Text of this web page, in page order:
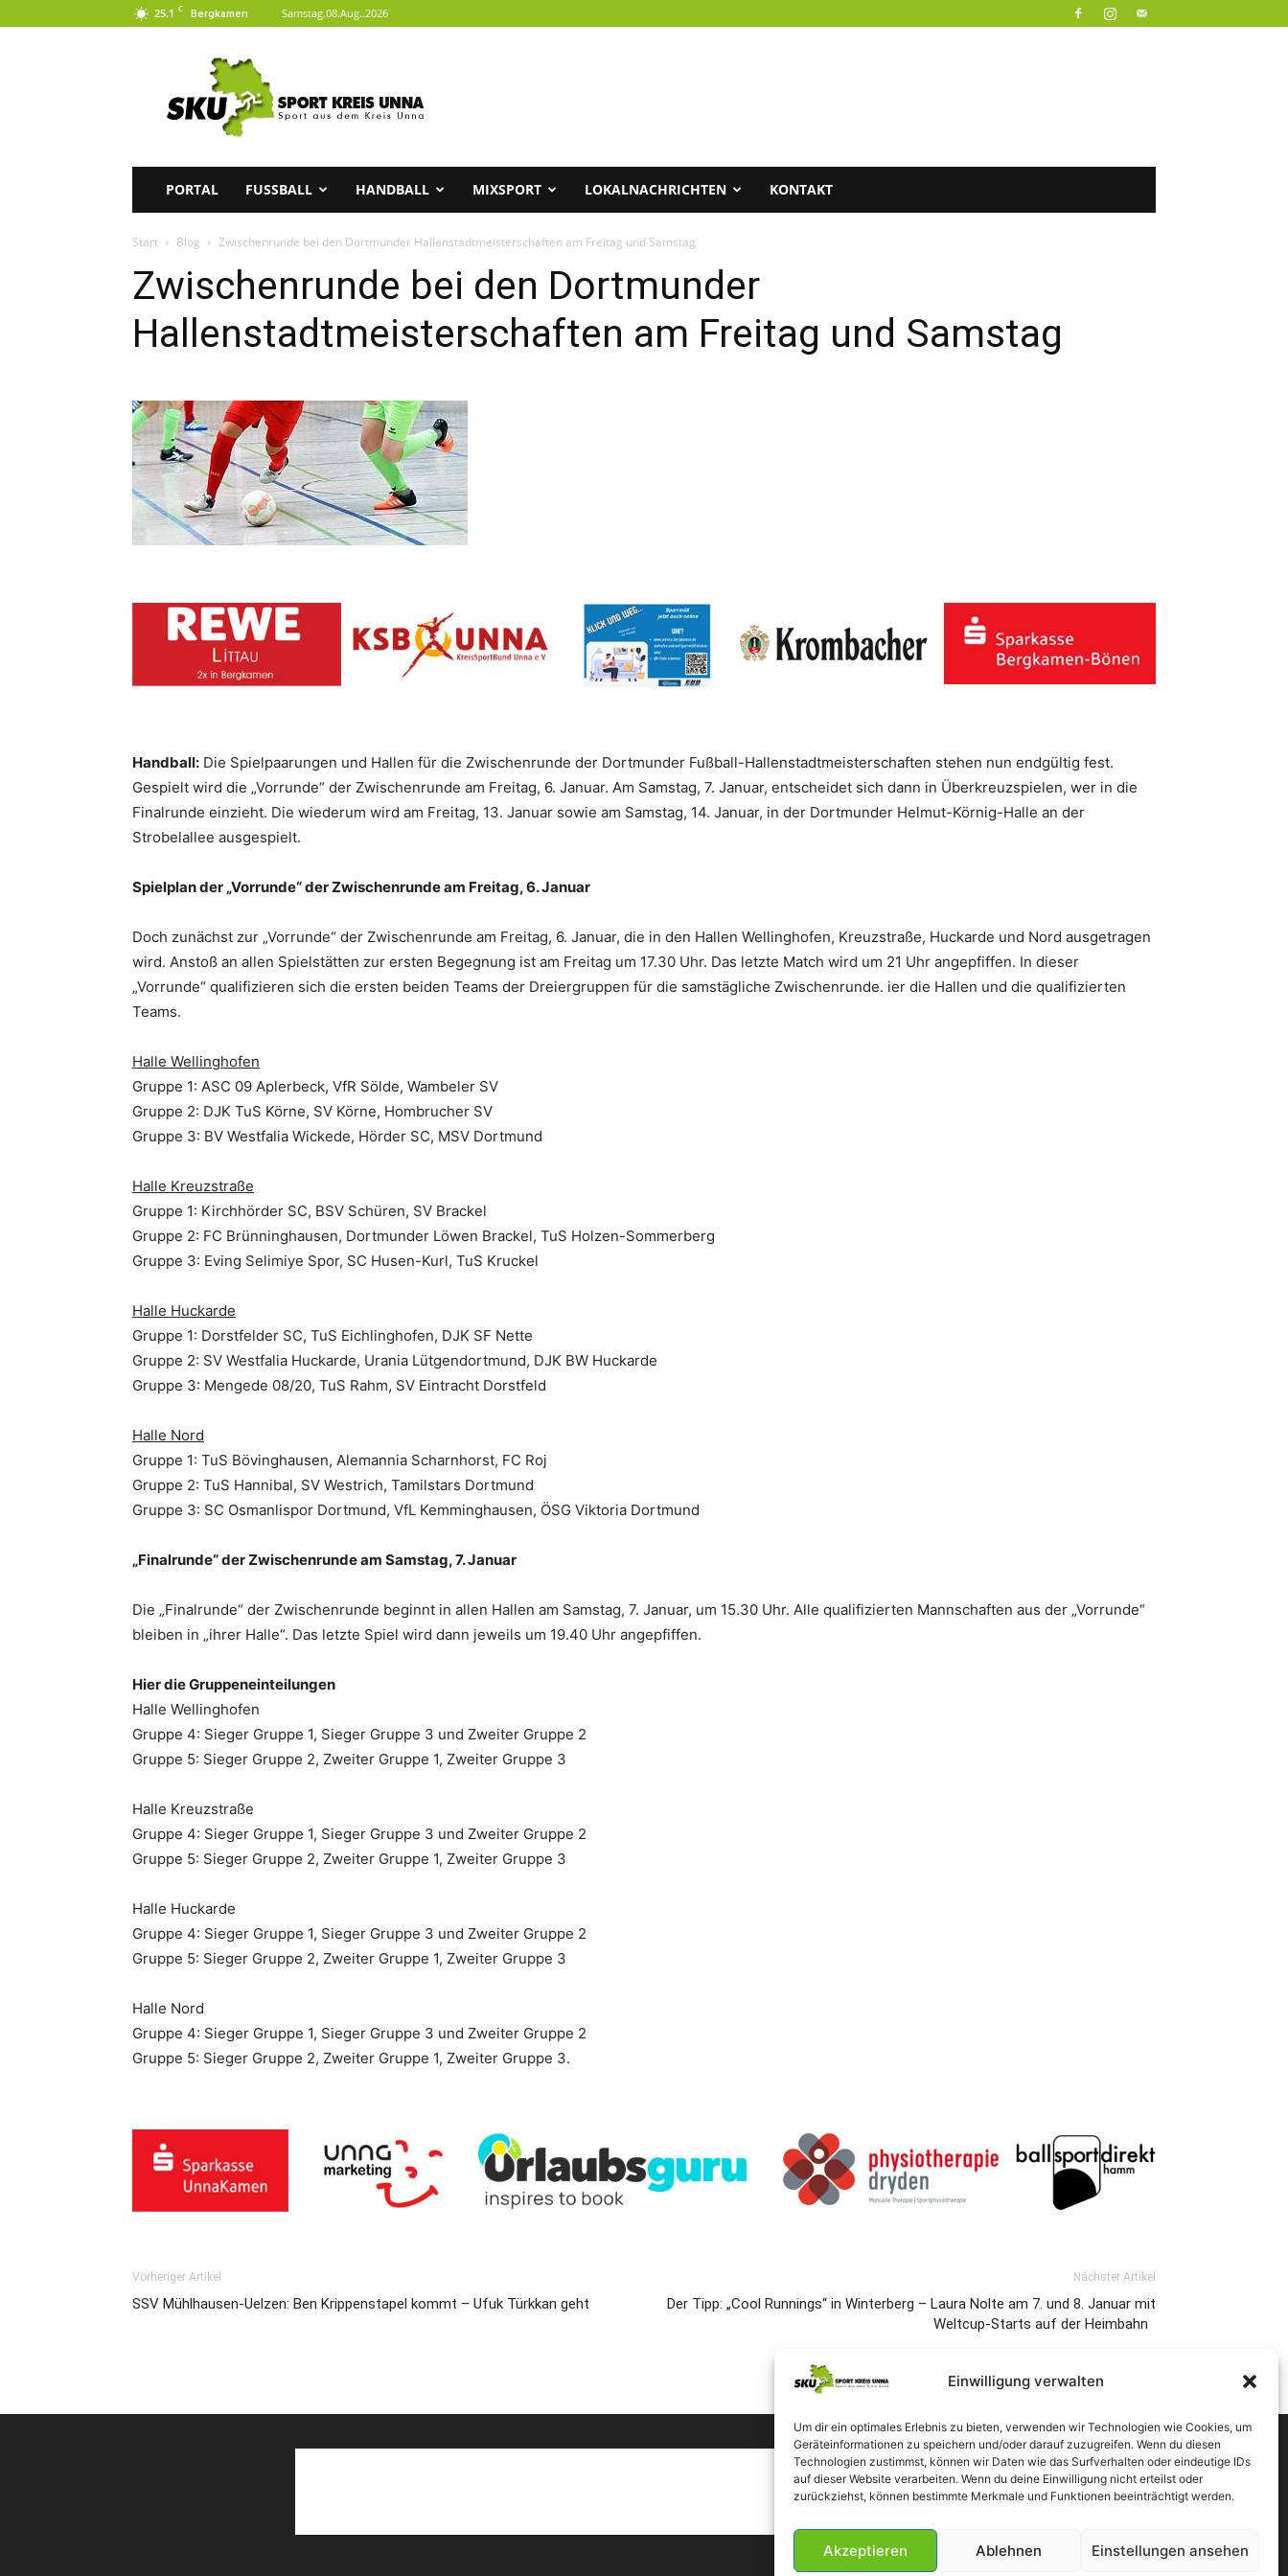
Einwilligung verwalten
Um dir ein optimales Erlebnis zu bieten, verwenden wir Technologien wie Cookies, um
Geräteinformationen zu speichern und/oder darauf zuzugreifen. Wenn du diesen
Technologien zustimmst, können wir Daten wie das Surfverhalten oder eindeutige IDs
auf dieser Website verarbeiten. Wenn du deine Einwilligung nicht erteilst oder
zurückziehst, können bestimmte Merkmale und Funktionen beeinträchtigt werden.
Akzeptieren Ablehnen Einstellungen ansehen
25.1 C Bergkamen Samstag.08.Aug..2026
Sport
aus
Kreis
Unna
PORTAL FUSSBALL HANDBALL MIXSPORT LOKALNACHRICHTEN KONTAKT
Start Blog Zwischenrunde bei den Dortmunder Hallenstadtmeisterschaften am Freitag und Samstag
Zwischenrunde bei den Dortmunder
Hallenstadtmeisterschaften am Freitag und Samstag
Handball: Die Spielpaarungen und Hallen für die Zwischenrunde der Dortmunder Fußball-Hallenstadtmeisterschaften stehen nun endgültig fest.
Gespielt wird die „Vorrunde“ der Zwischenrunde am Freitag, 6. Januar. Am Samstag, 7. Januar, entscheidet sich dann in Überkreuzspielen, wer in die
Finalrunde einzieht. Die wiederum wird am Freitag, 13. Januar sowie am Samstag, 14. Januar, in der Dortmunder Helmut-Körnig-Halle an der
Strobelallee ausgespielt.
Spielplan der „Vorrunde“ der Zwischenrunde am Freitag, 6. Januar
Doch zunächst zur „Vorrunde“ der Zwischenrunde am Freitag, 6. Januar, die in den Hallen Wellinghofen, Kreuzstraße, Huckarde und Nord ausgetragen
wird. Anstoß an allen Spielstätten zur ersten Begegnung ist am Freitag um 17.30 Uhr. Das letzte Match wird um 21 Uhr angepfiffen. In dieser
„Vorrunde“ qualifizieren sich die ersten beiden Teams der Dreiergruppen für die samstägliche Zwischenrunde. ier die Hallen und die qualifizierten
Teams.
Halle Wellinghofen
Gruppe 1: ASC 09 Aplerbeck, VfR Sölde, Wambeler SV
Gruppe 2: DJK TuS Körne, SV Körne, Hombrucher SV
Gruppe 3: BV Westfalia Wickede, Hörder SC, MSV Dortmund
Halle Kreuzstraße
Gruppe 1: Kirchhörder SC, BSV Schüren, SV Brackel
Gruppe 2: FC Brünninghausen, Dortmunder Löwen Brackel, TuS Holzen-Sommerberg
Gruppe 3: Eving Selimiye Spor, SC Husen-Kurl, TuS Kruckel
Halle Huckarde
Gruppe 1: Dorstfelder SC, TuS Eichlinghofen, DJK SF Nette
Gruppe 2: SV Westfalia Huckarde, Urania Lütgendortmund, DJK BW Huckarde
Gruppe 3: Mengede 08/20, TuS Rahm, SV Eintracht Dorstfeld
Halle Nord
Gruppe 1: TuS Bövinghausen, Alemannia Scharnhorst, FC Roj
Gruppe 2: TuS Hannibal, SV Westrich, Tamilstars Dortmund
Gruppe 3: SC Osmanlispor Dortmund, VfL Kemminghausen, ÖSG Viktoria Dortmund
„Finalrunde“ der Zwischenrunde am Samstag, 7. Januar
Die „Finalrunde“ der Zwischenrunde beginnt in allen Hallen am Samstag, 7. Januar, um 15.30 Uhr. Alle qualifizierten Mannschaften aus der „Vorrunde“
bleiben in „ihrer Halle“. Das letzte Spiel wird dann jeweils um 19.40 Uhr angepfiffen.
Hier die Gruppeneinteilungen
Halle Wellinghofen
Gruppe 4: Sieger Gruppe 1, Sieger Gruppe 3 und Zweiter Gruppe 2
Gruppe 5: Sieger Gruppe 2, Zweiter Gruppe 1, Zweiter Gruppe 3
Halle Kreuzstraße
Gruppe 4: Sieger Gruppe 1, Sieger Gruppe 3 und Zweiter Gruppe 2
Gruppe 5: Sieger Gruppe 2, Zweiter Gruppe 1, Zweiter Gruppe 3
Halle Huckarde
Gruppe 4: Sieger Gruppe 1, Sieger Gruppe 3 und Zweiter Gruppe 2
Gruppe 5: Sieger Gruppe 2, Zweiter Gruppe 1, Zweiter Gruppe 3
Halle Nord
Gruppe 4: Sieger Gruppe 1, Sieger Gruppe 3 und Zweiter Gruppe 2
Gruppe 5: Sieger Gruppe 2, Zweiter Gruppe 1, Zweiter Gruppe 3.
Vorheriger Artikel
SSV Mühlhausen-Uelzen: Ben Krippenstapel kommt – Ufuk Türkkan geht
Nächster Artikel
Der Tipp: „Cool Runnings“ in Winterberg – Laura Nolte am 7. und 8. Januar mit
Weltcup-Starts auf der Heimbahn